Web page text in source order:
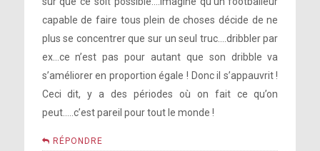
capable de faire tous plein de choses décide de ne
plus se concentrer que sur un seul truc….dribbler par
ex…ce n’est pas pour autant que son dribble va
s’améliorer en proportion égale ! Donc il s’appauvrit !
Ceci dit, y a des périodes où on fait ce qu’on
peut…..c’est pareil pour tout le monde !
RÉPONDRE